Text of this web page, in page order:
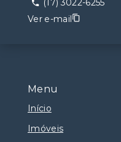
Menu
Início
Imóveis
(17) 3022-6255
Ver e-mail